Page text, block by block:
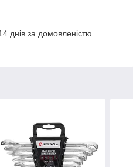
днів за домовленістю